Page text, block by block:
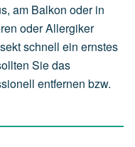
am Balkon oder in
oder Allergiker
schnell ein ernstes
Sie das
entfernen bzw.